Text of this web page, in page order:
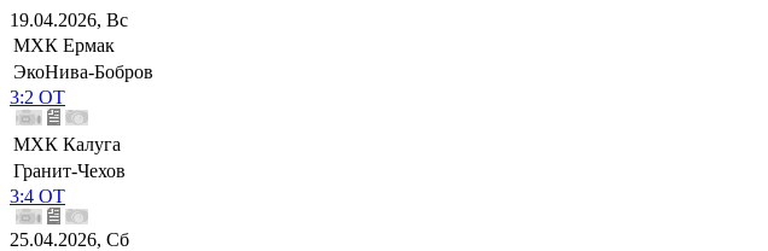
19.04.2026, Вс
МХК Ермак
ЭкоНива-Бобров
3:2 ОТ
МХК Калуга
Гранит-Чехов
3:4 ОТ
25.04.2026, Сб